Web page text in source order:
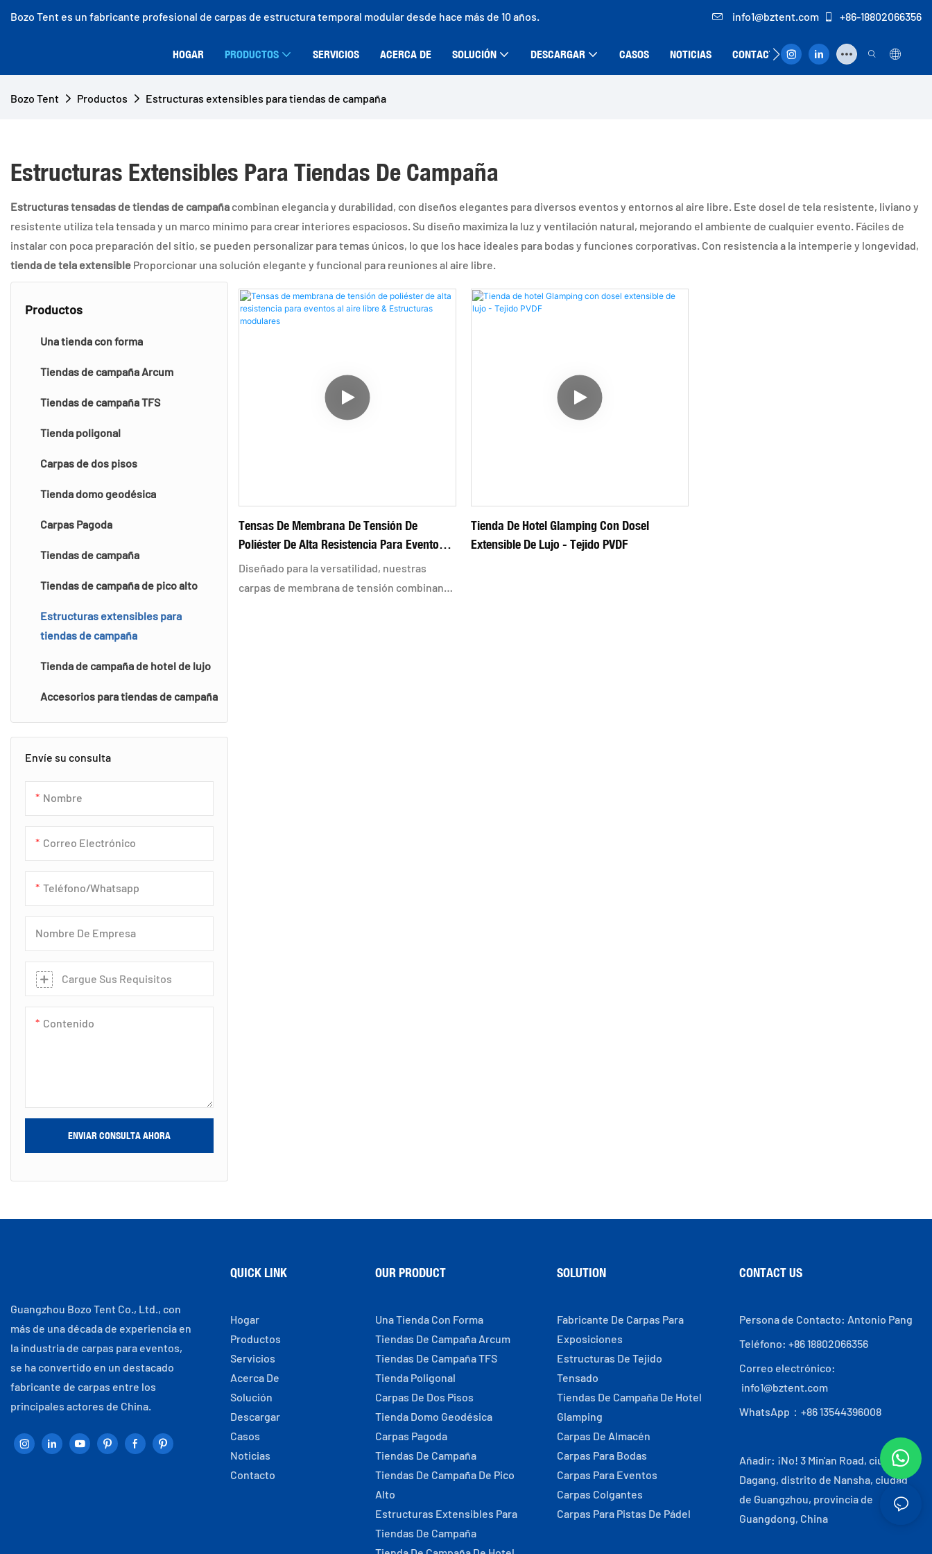
Bozo Tent es un fabricante profesional de carpas de estructura temporal modular desde hace más de 10 años. info1@bztent.com +86-18802066356
HOGAR PRODUCTOS SERVICIOS ACERCA DE SOLUCIÓN DESCARGAR CASOS NOTICIAS CONTACTO
Bozo Tent Productos Estructuras extensibles para tiendas de campaña
Estructuras Extensibles Para Tiendas De Campaña
Estructuras tensadas de tiendas de campaña combinan elegancia y durabilidad, con diseños elegantes para diversos eventos y entornos al aire libre. Este dosel de tela resistente, liviano y
resistente utiliza tela tensada y un marco mínimo para crear interiores espaciosos. Su diseño maximiza la luz y ventilación natural, mejorando el ambiente de cualquier evento. Fáciles de
instalar con poca preparación del sitio, se pueden personalizar para temas únicos, lo que los hace ideales para bodas y funciones corporativas. Con resistencia a la intemperie y longevidad,
tienda de tela extensible Proporcionar una solución elegante y funcional para reuniones al aire libre.
Productos
Una tienda con forma
Tiendas de campaña Arcum
Tiendas de campaña TFS
Tienda poligonal
Carpas de dos pisos
Tienda domo geodésica
Carpas Pagoda
Tiendas de campaña
Tiendas de campaña de pico alto
Estructuras extensibles para
tiendas de campaña
Tienda de campaña de hotel de lujo
Accesorios para tiendas de campaña
Envíe su consulta
Nombre
Correo Electrónico
Teléfono/whatsapp
Nombre De Empresa
Cargue Sus Requisitos
Contenido
ENVIAR CONSULTA AHORA
Tensas De Membrana De Tensión De
Poliéster De Alta Resistencia Para Eventos
Al Aire Libre & Estructuras Modulares
Diseñado para la versatilidad, nuestras
carpas de membrana de tensión combinan
Tienda De Hotel Glamping Con Dosel
Extensible De Lujo - Tejido PVDF
Guangzhou Bozo Tent Co., Ltd., con
más de una década de experiencia en
la industria de carpas para eventos,
se ha convertido en un destacado
fabricante de carpas entre los
principales actores de China.
QUICK LINK
Hogar
Productos
Servicios
Acerca De
Solución
Descargar
Casos
Noticias
Contacto
OUR PRODUCT
Una Tienda Con Forma
Tiendas De Campaña Arcum
Tiendas De Campaña TFS
Tienda Poligonal
Carpas De Dos Pisos
Tienda Domo Geodésica
Carpas Pagoda
Tiendas De Campaña
Tiendas De Campaña De Pico
Alto
Estructuras Extensibles Para
Tiendas De Campaña
SOLUTION
Fabricante De Carpas Para
Exposiciones
Estructuras De Tejido
Tensado
Tiendas De Campaña De Hotel
Glamping
Carpas De Almacén
Carpas Para Bodas
Carpas Para Eventos
Carpas Colgantes
Carpas Para Pistas De Pádel
CONTACT US
Persona de Contacto: Antonio Pang
Teléfono: +86 18802066356
Correo electrónico:
info1@bztent.com
WhatsApp：+86 13544396008
Añadir: ¡No! 3 Min'an Road, ciudad de
Dagang, distrito de Nansha, ciudad
de Guangzhou, provincia de
Guangdong, China